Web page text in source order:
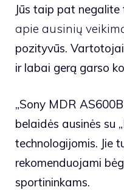
Jūs taip pat
apie ausinių
pozityvūs.
ir labai gerą garso
„Sony MDR
belaidės ausinės su
technologijomis. Jie
rekomenduojami
sportininkams.